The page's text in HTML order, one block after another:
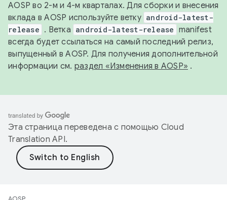
AOSP во 2-м и 4-м кварталах. Для сборки и внесения
вклада в AOSP используйте ветку android-latest-
release . Ветка android-latest-release manifest
всегда будет ссылаться на самый последний релиз,
выпущенный в AOSP. Для получения дополнительной
информации см. раздел «Изменения в AOSP» .
Эта страница переведена с помощью Cloud
Translation API.